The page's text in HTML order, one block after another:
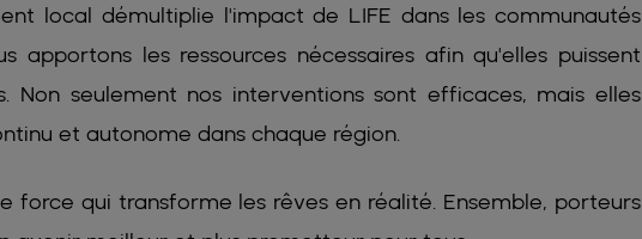
local démultiplie l'impact de LIFE dans les communautés
apportons les ressources nécessaires afin qu'elles puissent
Non seulement nos interventions sont efficaces, mais elles
et autonome dans chaque région.
force qui transforme les rêves en réalité. Ensemble, porteurs